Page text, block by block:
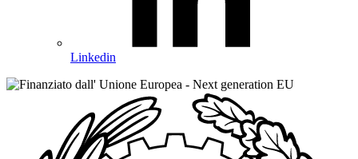
Linkedin